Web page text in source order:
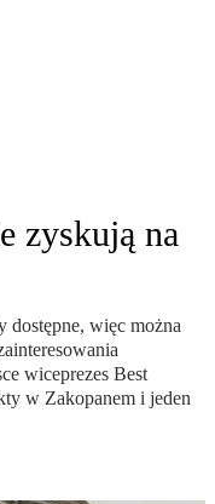
zyskują na
dostępne, więc można
wiceprezes Best
w Zakopanem i jeden